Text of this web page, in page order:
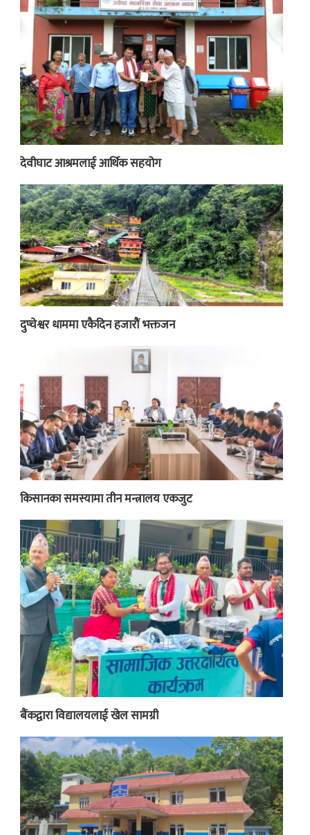
देवीघाट आश्रमलाई आर्थिक सहयोग
दुप्चेश्वर धाममा एकैदिन हजारौं भक्तजन
किसानका समस्यामा तीन मन्त्रालय एकजुट
बैंकद्वारा विद्यालयलाई खेल सामग्री